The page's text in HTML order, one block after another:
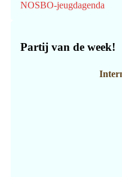
NOSBO-jeugdagenda
Partij van de week!